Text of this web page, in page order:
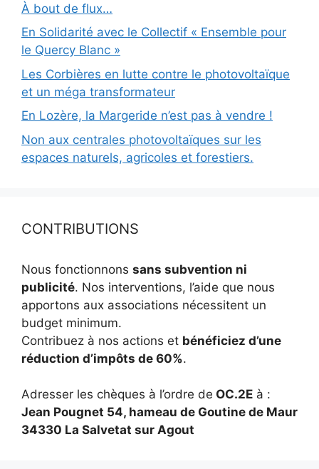
À bout de flux…
En Solidarité avec le Collectif « Ensemble pour
le Quercy Blanc »
Les Corbières en lutte contre le photovoltaïque
et un méga transformateur
En Lozère, la Margeride n’est pas à vendre !
Non aux centrales photovoltaïques sur les
espaces naturels, agricoles et forestiers.
CONTRIBUTIONS
Nous fonctionnons sans subvention ni
publicité. Nos interventions, l’aide que nous
apportons aux associations nécessitent un
budget minimum.
Contribuez à nos actions et bénéficiez d’une
réduction d’impôts de 60%.
Adresser les chèques à l’ordre de OC.2E à :
Jean Pougnet 54, hameau de Goutine de Maur
34330 La Salvetat sur Agout